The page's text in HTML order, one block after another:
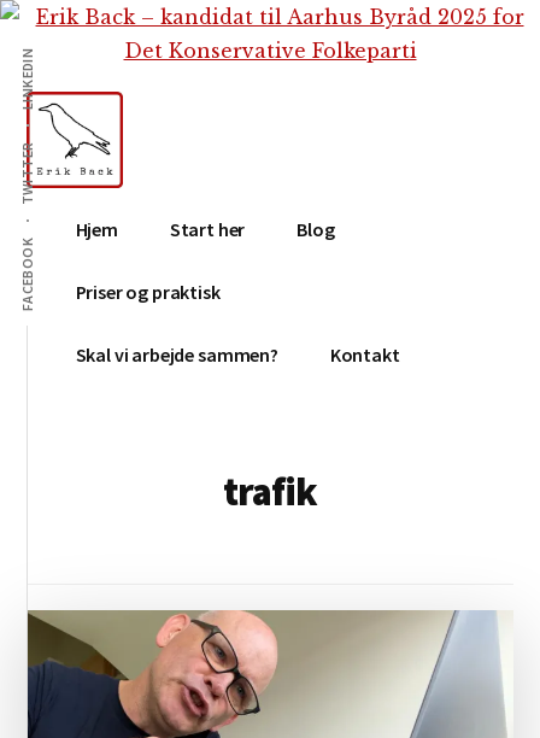
Skip
indhold
Skip
footer
Additional
menu
FACEBOOK
TWITTER
LINKEDIN
Erik
Back
Tekstforfatter,
content
creation,
blog,
Hjem Start her Blog
Priser og praktisk
Skal vi arbejde sammen? Kontakt
trafik